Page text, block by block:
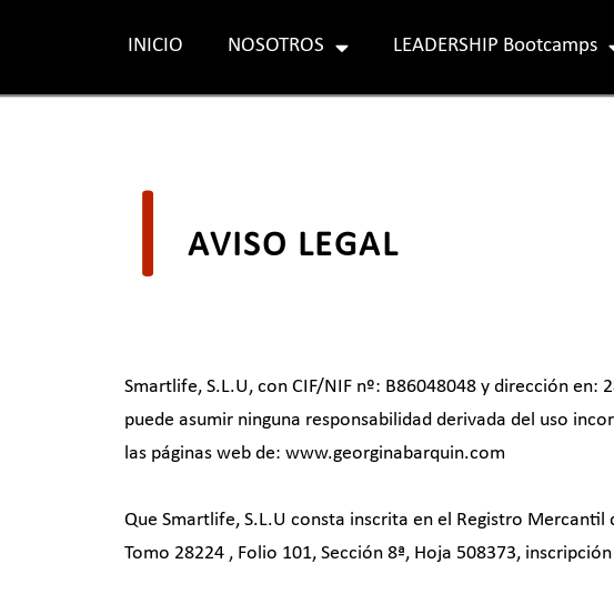
al
INICIO NOSOTROS LEADERSHIP Bootcamps
AVISO LEGAL
Smartlife, S.L.U, con CIF/NIF nº: B86048048 y dirección en:
puede asumir ninguna responsabilidad derivada del uso
las páginas web de: www.georginabarquin.com
Que Smartlife, S.L.U consta inscrita en el Registro
Tomo 28224 , Folio 101, Sección 8ª, Hoja 508373, inscripción